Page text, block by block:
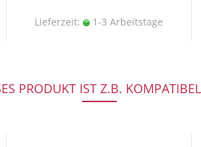
Lieferzeit: 1-3 Arbeitstage
PRODUKT IST Z.B.